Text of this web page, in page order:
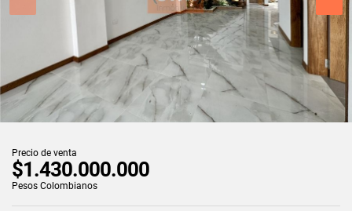
Precio de venta
$1.430.000.000
Pesos Colombianos